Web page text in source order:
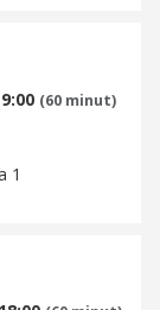
(60 minut)
1